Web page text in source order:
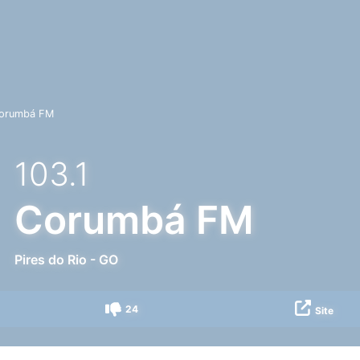
FM
103.1
Corumbá FM
Pires do Rio - GO
24 Site